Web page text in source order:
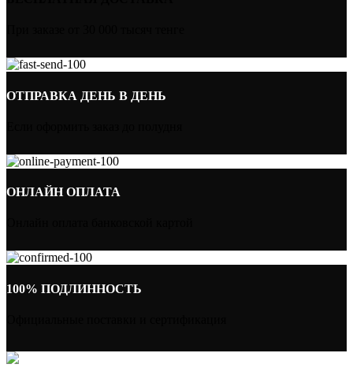
ОТПРАВКА ДЕНЬ В ДЕНЬ
ОНЛАЙН ОПЛАТА
100% ПОДЛИННОСТЬ